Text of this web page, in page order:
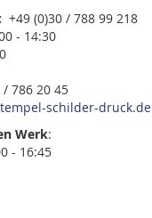
+49 (0)30 / 788 99 218
- 14:30
/ 786 20 45
schilder-druck.de
Werk:
- 16:45